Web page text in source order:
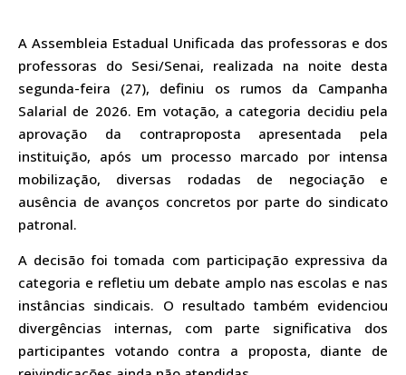
A Assembleia Estadual Unificada das professoras e dos
professoras do Sesi/Senai, realizada na noite desta
segunda-feira (27), definiu os rumos da Campanha
Salarial de 2026. Em votação, a categoria decidiu pela
aprovação da contraproposta apresentada pela
instituição, após um processo marcado por intensa
mobilização, diversas rodadas de negociação e
ausência de avanços concretos por parte do sindicato
patronal.
A decisão foi tomada com participação expressiva da
categoria e refletiu um debate amplo nas escolas e nas
instâncias sindicais. O resultado também evidenciou
divergências internas, com parte significativa dos
participantes votando contra a proposta, diante de